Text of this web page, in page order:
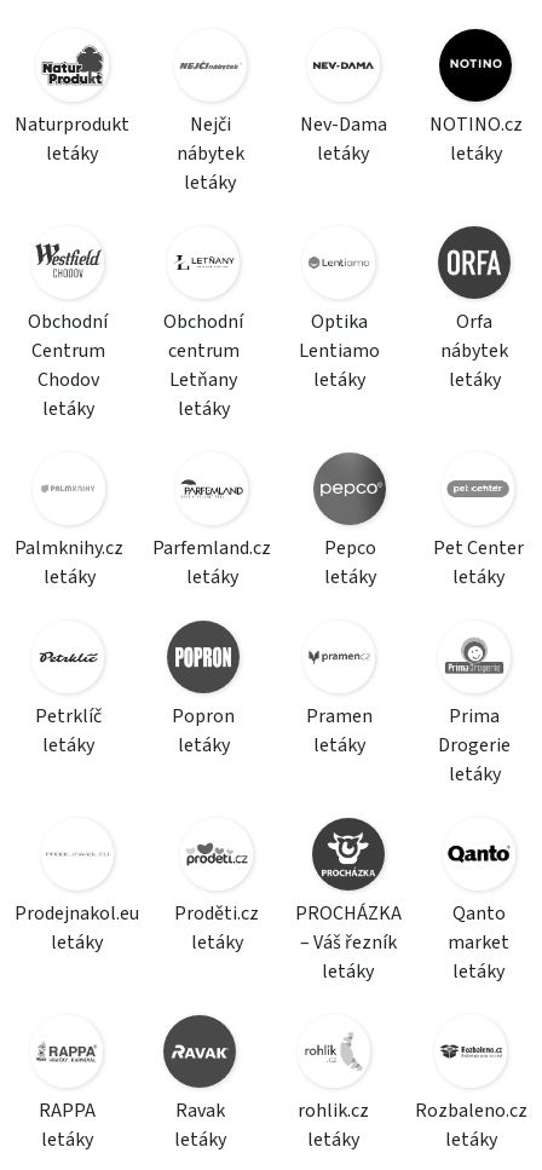
Naturprodukt
letáky
Nejči
nábytek
letáky
Nev-Dama
letáky
NOTINO.cz
letáky
Obchodní
Centrum
Chodov
letáky
Obchodní
centrum
Letňany
letáky
Optika
Lentiamo
letáky
Orfa
nábytek
letáky
Palmknihy.cz
letáky
Parfemland.cz
letáky
Pepco
letáky
Pet Center
letáky
Petrklíč
letáky
Popron
letáky
Pramen
letáky
Prima
Drogerie
letáky
Prodejnakol.eu
letáky
Proděti.cz
letáky
PROCHÁZKA
– Váš řezník
letáky
Qanto
market
letáky
RAPPA
letáky
Ravak
letáky
rohlik.cz
letáky
Rozbaleno.cz
letáky